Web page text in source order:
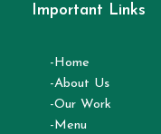
Important Links
-Home
-About Us
-Our Work
-Menu